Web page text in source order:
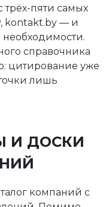
трёх-пяти самых
kontakt.by — и
справочника
цитирование уже
лишь
И ДОСКИ
компаний с